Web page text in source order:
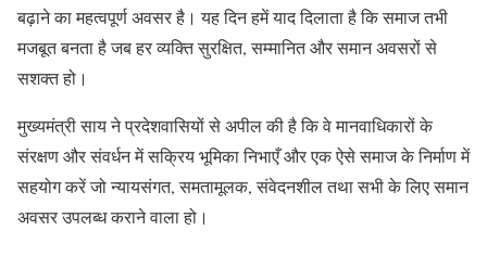
बढ़ाने का महत्वपूर्ण अवसर है। यह दिन हमें याद दिलाता है कि समाज तभी
मजबूत बनता है जब हर व्यक्ति सुरक्षित, सम्मानित और समान अवसरों से
सशक्त हो।
मुख्यमंत्री साय ने प्रदेशवासियों से अपील की है कि वे मानवाधिकारों के
संरक्षण और संवर्धन में सक्रिय भूमिका निभाएँ और एक ऐसे समाज के निर्माण में
सहयोग करें जो न्यायसंगत, समतामूलक, संवेदनशील तथा सभी के लिए समान
अवसर उपलब्ध कराने वाला हो।